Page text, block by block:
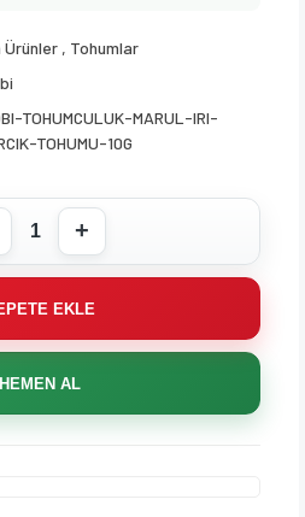
Ürünler , Tohumlar
TOHUMCULUK-MARUL-IRI-
TOHUMU-10G
EKLE
HEMEN AL